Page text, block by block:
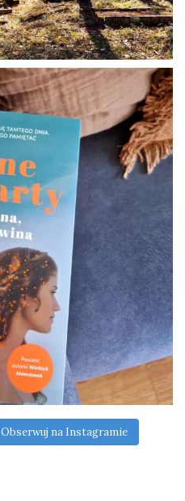
Obserwuj na Instagramie